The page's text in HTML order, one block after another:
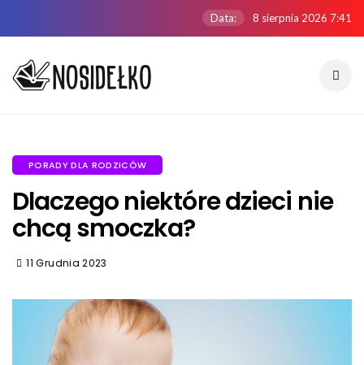
Data: 8 sierpnia 2026 7:41
PORADY DLA RODZICÓW
Dlaczego niektóre dzieci nie
chcą smoczka?
11 Grudnia 2023